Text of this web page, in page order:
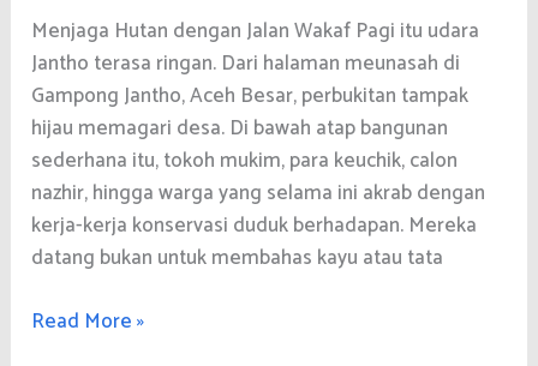
Menjaga Hutan dengan Jalan Wakaf Pagi itu udara
Jantho terasa ringan. Dari halaman meunasah di
Gampong Jantho, Aceh Besar, perbukitan tampak
hijau memagari desa. Di bawah atap bangunan
sederhana itu, tokoh mukim, para keuchik, calon
nazhir, hingga warga yang selama ini akrab dengan
kerja-kerja konservasi duduk berhadapan. Mereka
datang bukan untuk membahas kayu atau tata
Pengembangan
Read More »